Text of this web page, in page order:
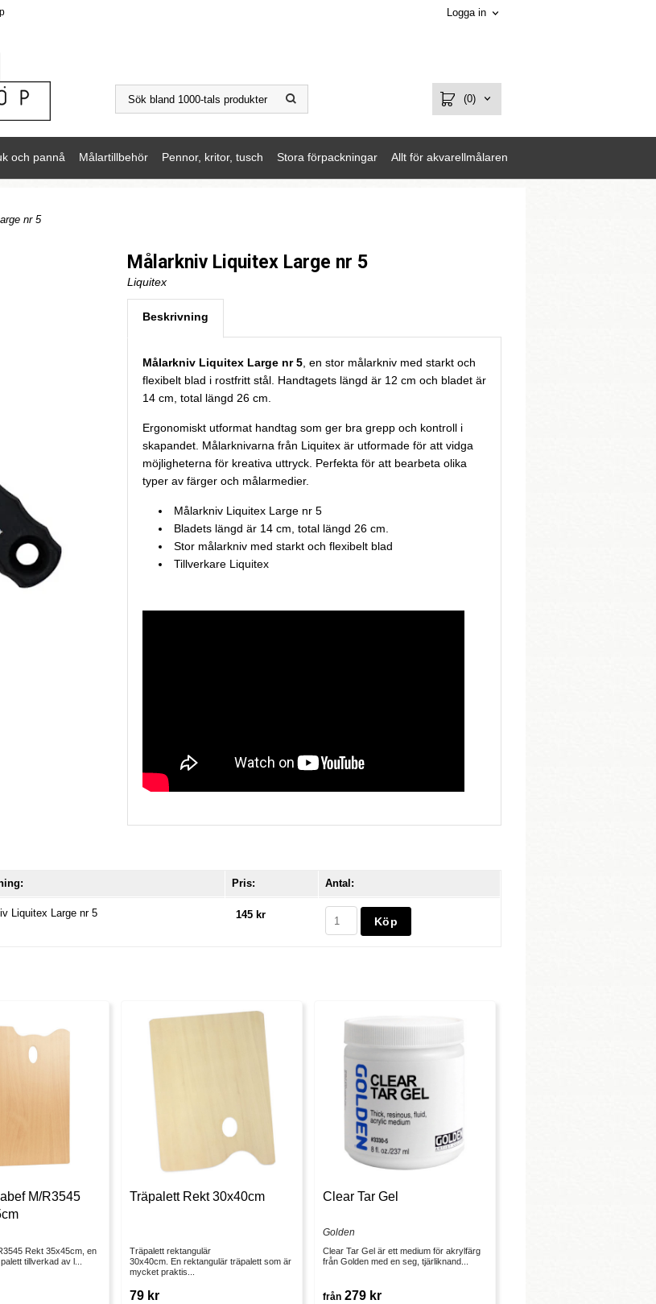
Logga in
(0)
och pannå Målartillbehör Pennor, kritor, tusch Stora förpackningar Allt för akvarellmålaren
nr 5
Målarkniv Liquitex Large nr 5
Liquitex
Beskrivning
Målarkniv Liquitex Large nr 5, en stor målarkniv med starkt och
flexibelt blad i rostfritt stål. Handtagets längd är 12 cm och bladet är
14 cm, total längd 26 cm.
Ergonomiskt utformat handtag som ger bra grepp och kontroll i
skapandet. Målarknivarna från Liquitex är utformade för att vidga
möjligheterna för kreativa uttryck. Perfekta för att bearbeta olika
typer av färger och målarmedier.
Målarkniv Liquitex Large nr 5
Bladets längd är 14 cm, total längd 26 cm.
Stor målarkniv med starkt och flexibelt blad
Tillverkare Liquitex
Pris: Antal:
Liquitex Large nr 5 145 kr
M/R3545
Rekt 35x45cm, en
tillverkad av l...
Träpalett Rekt 30x40cm
Träpalett rektangulär
30x40cm. En rektangulär träpalett som är
mycket praktis...
79 kr
Clear Tar Gel
Golden
Clear Tar Gel är ett medium för akrylfärg
från Golden med en seg, tjärliknand...
från 279 kr